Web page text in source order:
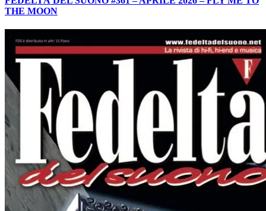
THE MOON